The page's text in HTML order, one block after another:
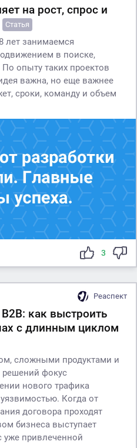
на рост, спрос и
Статья
лет занимаемся
в поиске,
опыту таких проектов
важна, но еще важнее
сроки, команду и объем
3
Реаспект
как выстроить
с длинным циклом
сложными продуктами и
фокус
нового трафика
уязвимостью. Когда от
договора проходят
бизнеса выступает
уже привлеченной